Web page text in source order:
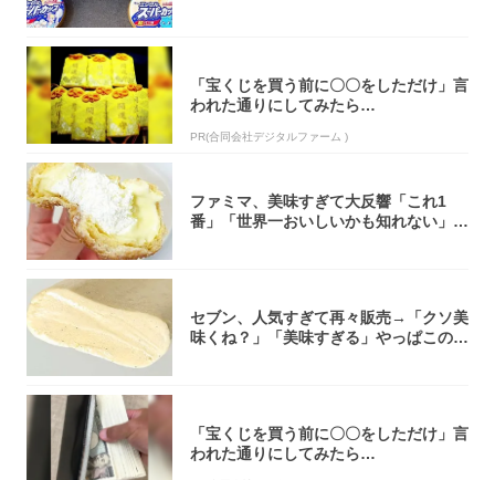
「宝くじを買う前に〇〇をしただけ」言
われた通りにしてみたら…
PR(合同会社デジタルファーム )
ファミマ、美味すぎて大反響「これ1
番」「世界一おいしいかも知れない」
セブン、人気すぎて再々販売→「クソ美
味くね？」「美味すぎる」やっぱこのク
「宝くじを買う前に〇〇をしただけ」言
われた通りにしてみたら…